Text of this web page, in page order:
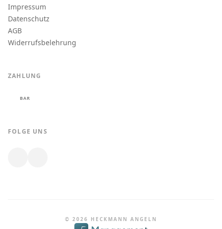
Impressum
Datenschutz
AGB
Widerrufsbelehrung
ZAHLUNG
BAR
FOLGE UNS
© 2026 HECKMANN ANGELN